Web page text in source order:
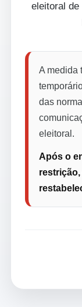
eleitoral de
A medida
das
eleitoral.
Após o